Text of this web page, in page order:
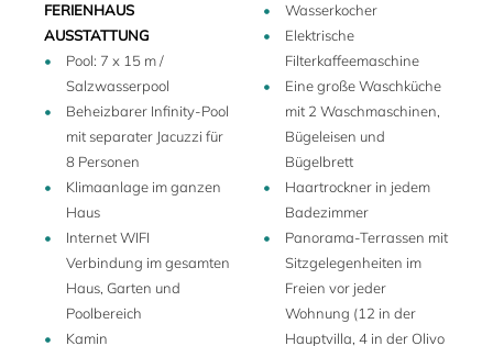
diese anschließend auf der Terrasse des Ferienhauses mit
Blick auf die atemberaubende Landschaft zu genießen.
Die Gäste haben die Möglichkeit, sich im wunderschön
gelegenen Infinity-Pool abzukühlen, Spaziergänge im
Naturschutzgebiet zu unternehmen, die umliegenden
Dörfer und Kulturstätten zu besuchen oder sich im Schatten
eines uralten Baumes zu entspannen. Ebenfalls sehr
reizvoll ist zweifellos der von Robert Trent Jones Jr.
entworfenen 18-Loch-Golfplatz, der in 3 Minuten
erreichbar ist. Im zugehörigen Clubhaus-Restaurant kann
man zudem gut essen. Alle Hausgäste profitieren von einer
ermäßigten Greenfee, Ermässigung im Golfshop und für
Golfkurse.
FERIENHAUS
AUSSTATTUNG
Pool: 7 x 15 m /
Salzwasserpool
Beheizbarer Infinity-Pool
mit separater Jacuzzi für
8 Personen
Klimaanlage im ganzen
Haus
Internet WIFI
Verbindung im gesamten
Haus, Garten und
Poolbereich
Kamin
Wasserkocher
Elektrische
Filterkaffeemaschine
Eine große Waschküche
mit 2 Waschmaschinen,
Bügeleisen und
Bügelbrett
Haartrockner in jedem
Badezimmer
Panorama-Terrassen mit
Sitzgelegenheiten im
Freien vor jeder
Wohnung (12 in der
Hauptvilla, 4 in der Olivo